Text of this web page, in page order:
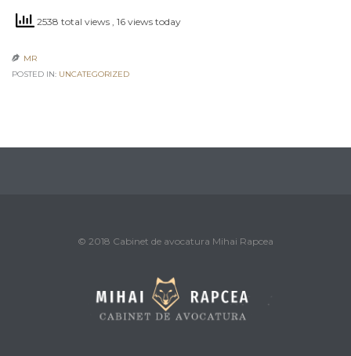
2538 total views , 16 views today
 MR
POSTED IN: UNCATEGORIZED
© 2018 Cabinet de avocatura Mihai Rapcea